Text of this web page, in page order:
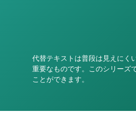
代替テキストは普段は見えにく
重要なものです。このシリーズ
ことができます。